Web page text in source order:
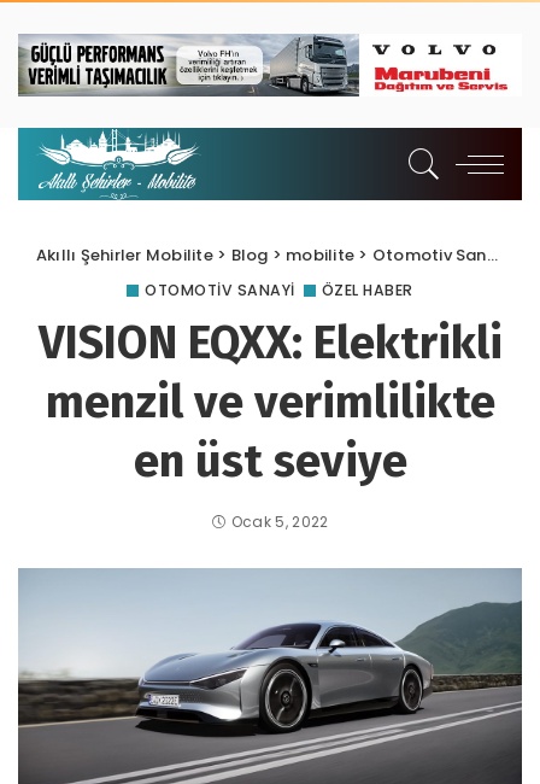
Akıllı Şehirler Mobilite> Blog > mobilite > Otomotiv Sanayi
OTOMOTIV SANAYI ÖZEL HABER
VISION EQXX: Elektrikli
menzil ve verimlilikte
en üst seviye
Ocak 5, 2022